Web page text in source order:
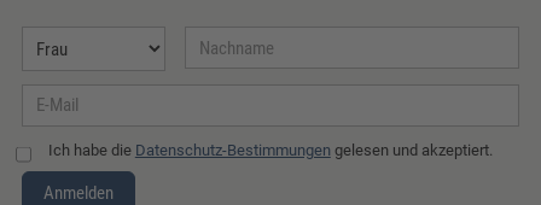
Ich habe die Datenschutz-Bestimmungen gelesen und akzeptiert.
Anmelden